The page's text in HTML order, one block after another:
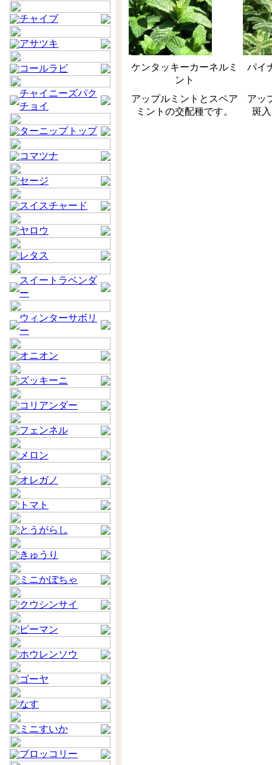
チャイブ
アサツキ
コールラビ
チャイニーズパク
チョイ
ターニップトップ
コマツナ
セージ
スイスチャード
ヤロウ
レタス
スイートラベンダ
ー
ウィンターサボリ
ー
オニオン
ズッキーニ
コリアンダー
フェンネル
メロン
オレガノ
トマト
とうがらし
きゅうり
ミニかぼちゃ
クウシンサイ
ピーマン
ホウレンソウ
ゴーヤ
なす
ミニすいか
ブロッコリー
ケンタッキーカーネルミ
ント
アップルミントとスペア
ミントの交配種です。
パイ
アッ
斑